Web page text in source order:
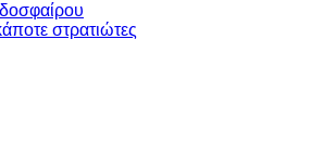
στρατιώτες